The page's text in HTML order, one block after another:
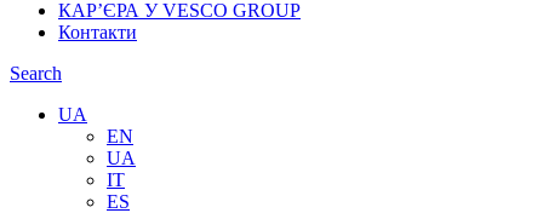
КАР’ЄРА У VESCO GROUP
Контакти
Search
UA
EN
UA
IT
ES